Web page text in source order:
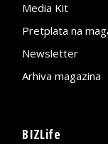
Media Kit
Pretplata na
Newsletter
Arhiva magazina
BIZLife